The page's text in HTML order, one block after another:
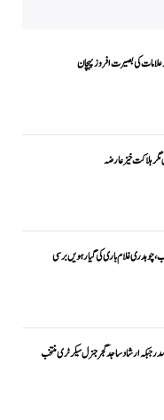
علامات کی بصیرت افروز پہچان
ہلاکت خیز عارضہ
غلام باری کی گیارہویں برسی
جبکہ ارشاد ساجد گجر جنرل سیکرٹری منتخب